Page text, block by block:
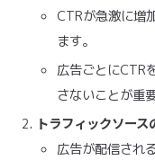
CTRが急激に増
ます。
広告ごとにCTR
さないことが重
トラフィックソース
広告が配信され